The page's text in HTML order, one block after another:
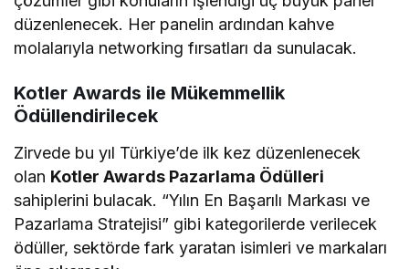
düzenlenecek. Her panelin ardından kahve
molalarıyla networking fırsatları da sunulacak.
Kotler Awards ile Mükemmellik
Ödüllendirilecek
Zirvede bu yıl Türkiye’de ilk kez düzenlenecek
olan Kotler Awards Pazarlama Ödülleri
sahiplerini bulacak. “Yılın En Başarılı Markası ve
Pazarlama Stratejisi” gibi kategorilerde verilecek
ödüller, sektörde fark yaratan isimleri ve markaları